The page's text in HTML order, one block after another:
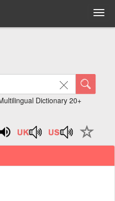
Dictionary 20+